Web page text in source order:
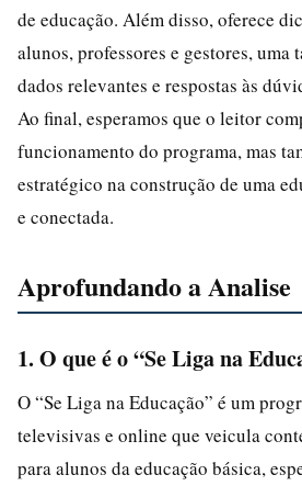
de educação. Além disso, oferece
alunos, professores e gestores, uma
dados relevantes e respostas às
Ao final, esperamos que o leitor
funcionamento do programa, mas
estratégico na construção de uma
e conectada.
Aprofundando a Analise
1. O que é o “Se Liga na
O “Se Liga na Educação” é um
televisivas e online que veicula
para alunos da educação básica,